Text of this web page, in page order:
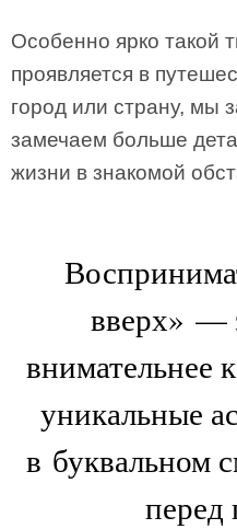
Особенно ярко такой
проявляется в
город или страну, мы
замечаем больше
жизни в знакомой
вверх» —
внимательнее
уникальные
в буквальном
перед